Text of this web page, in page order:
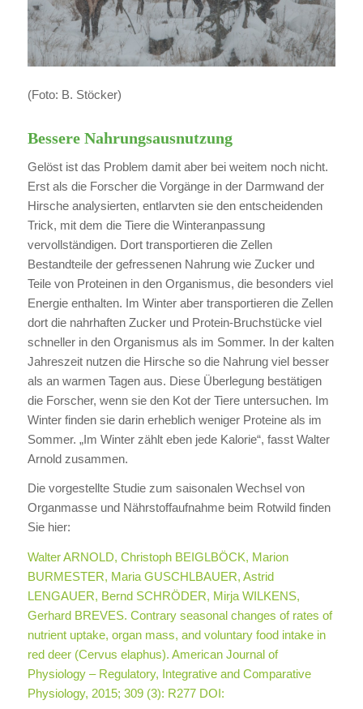
(Foto: B. Stöcker)
Bessere Nahrungsausnutzung
Gelöst ist das Problem damit aber bei weitem noch nicht.
Erst als die Forscher die Vorgänge in der Darmwand der
Hirsche analysierten, entlarvten sie den entscheidenden
Trick, mit dem die Tiere die Winteranpassung
vervollständigen. Dort transportieren die Zellen
Bestandteile der gefressenen Nahrung wie Zucker und
Teile von Proteinen in den Organismus, die besonders viel
Energie enthalten. Im Winter aber transportieren die Zellen
dort die nahrhaften Zucker und Protein-Bruchstücke viel
schneller in den Organismus als im Sommer. In der kalten
Jahreszeit nutzen die Hirsche so die Nahrung viel besser
als an warmen Tagen aus. Diese Überlegung bestätigen
die Forscher, wenn sie den Kot der Tiere untersuchen. Im
Winter finden sie darin erheblich weniger Proteine als im
Sommer. „Im Winter zählt eben jede Kalorie“, fasst Walter
Arnold zusammen.
Die vorgestellte Studie zum saisonalen Wechsel von
Organmasse und Nährstoffaufnahme beim Rotwild finden
Sie hier:
Walter ARNOLD, Christoph BEIGLBÖCK, Marion
BURMESTER, Maria GUSCHLBAUER, Astrid
LENGAUER, Bernd SCHRÖDER, Mirja WILKENS,
Gerhard BREVES. Contrary seasonal changes of rates of
nutrient uptake, organ mass, and voluntary food intake in
red deer (Cervus elaphus). American Journal of
Physiology – Regulatory, Integrative and Comparative
Physiology, 2015; 309 (3): R277 DOI: